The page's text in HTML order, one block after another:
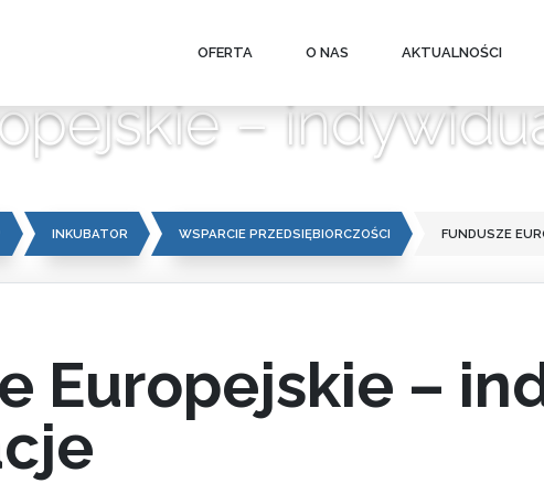
OFERTA O NAS AKTUALNOŚCI
–
INKUBATOR WSPARCIE PRZEDSIĘBIORCZOŚCI FUNDUSZE
Europejskie –